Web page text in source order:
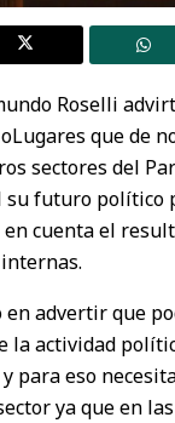
Roselli
que de
sectores del
su futuro político
cuenta el
en advertir que
la actividad
para eso
ya que en